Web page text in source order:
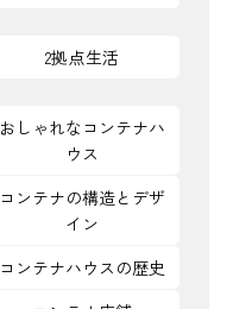
2拠点生活
おしゃれなコンテナハ
ウス
コンテナの構造とデザ
イン
コンテナハウスの歴史